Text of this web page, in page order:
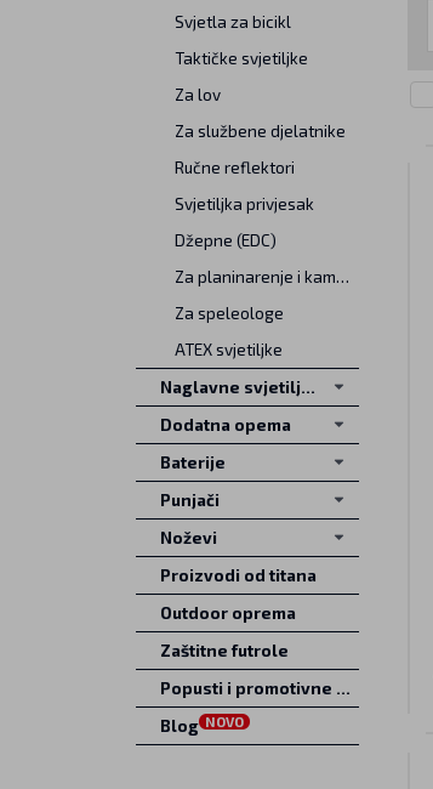
Svjetla za bicikl
Taktičke svjetiljke
Za lov
Za službene djelatnike
Ručne reflektori
Svjetiljka privjesak
Džepne (EDC)
Za planinarenje i kampiranje
Za speleologe
ATEX svjetiljke
Naglavne svjetiljke
Dodatna opema
Baterije
Punjači
Noževi
Proizvodi od titana
Outdoor oprema
Zaštitne futrole
Popusti i promotivne ponude
Blog NOVO